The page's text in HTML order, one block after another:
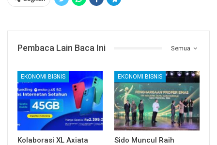
Semua
Pembaca Lain Baca Ini
EKONOMI BISNIS
Kolaborasi XL Axiata
EKONOMI BISNIS
Sido Muncul Raih